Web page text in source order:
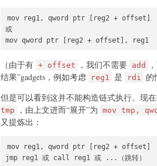
mov reg1, qword ptr [reg2 + offset]
或
mov qword ptr [reg2 + offset], reg1
（由于有 + offset ，我们不需要 add
结果”gadgets，例如考虑
reg1 是 rdi 的
但是可以看到这并不能构造链式执行。现
tmp
，由上文进而“展开”为 mov tmp,
又提炼出：
mov reg1, qword ptr [reg2 + offset]
jmp reg1 或 call reg1 或 ...（跳转）